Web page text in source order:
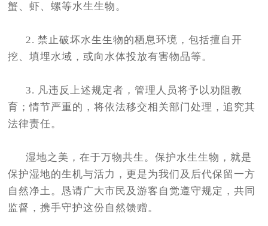
蟹、虾、螺等水生生物。
2. 禁止破坏水生生物的栖息环境，包括擅自开
挖、填埋水域，或向水体投放有害物品等。
3. 凡违反上述规定者，管理人员将予以劝阻教
育；情节严重的，将依法移交相关部门处理，追究其
法律责任。
湿地之美，在于万物共生。保护水生生物，就是
保护湿地的生机与活力，更是为我们及后代保留一方
自然净土。恳请广大市民及游客自觉遵守规定，共同
监督，携手守护这份自然馈赠。